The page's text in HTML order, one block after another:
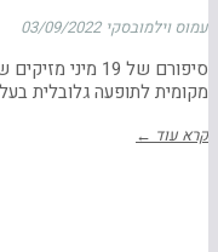
עמוס וילמובסקי 03/09/2022
סיפורם של 19
מקומית לתופעה גלובלית
קרא עוד ←